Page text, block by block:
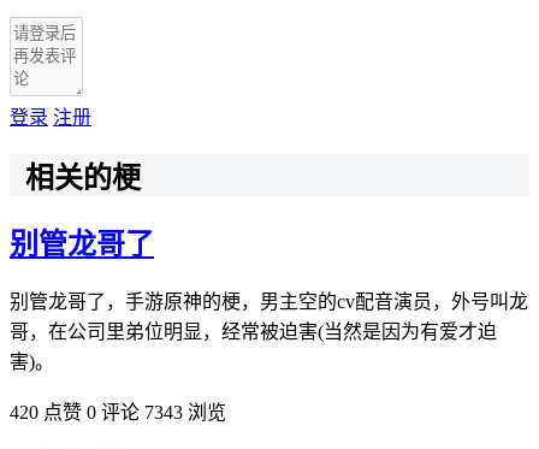
登录 注册
相关的梗
别管龙哥了
别管龙哥了，手游原神的梗，男主空的cv配音演员，外号叫龙
哥，在公司里弟位明显，经常被迫害(当然是因为有爱才迫
害)。
420 点赞 0 评论 7343 浏览